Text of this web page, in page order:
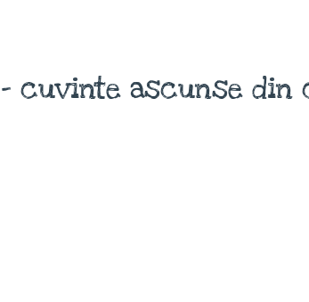
cuvinte ascunse din